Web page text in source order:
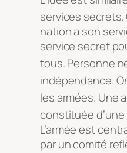
services secrets
nation a son
service secret
tous. Personne
indépendance.
les armées. Une
constituée
L’armée est
par un comité